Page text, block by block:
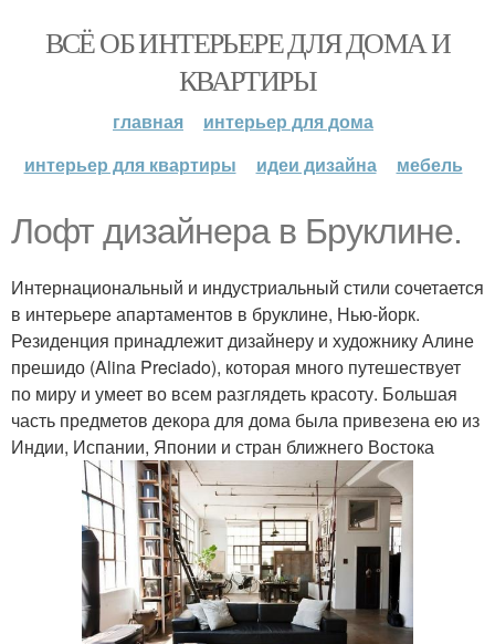
ВСЁ ОБ ИНТЕРЬЕРЕ ДЛЯ ДОМА И
КВАРТИРЫ
главная
интерьер для дома
интерьер для квартиры
идеи дизайна мебель
Лофт дизайнера в Бруклине.
Интернациональный и индустриальный стили сочетается
в интерьере апартаментов в бруклине, Нью-йорк.
Резиденция принадлежит дизайнеру и художнику Алине
прешидо (Alina Preciado), которая много путешествует
по миру и умеет во всем разглядеть красоту. Большая
часть предметов декора для дома была привезена ею из
Индии, Испании, Японии и стран ближнего Востока